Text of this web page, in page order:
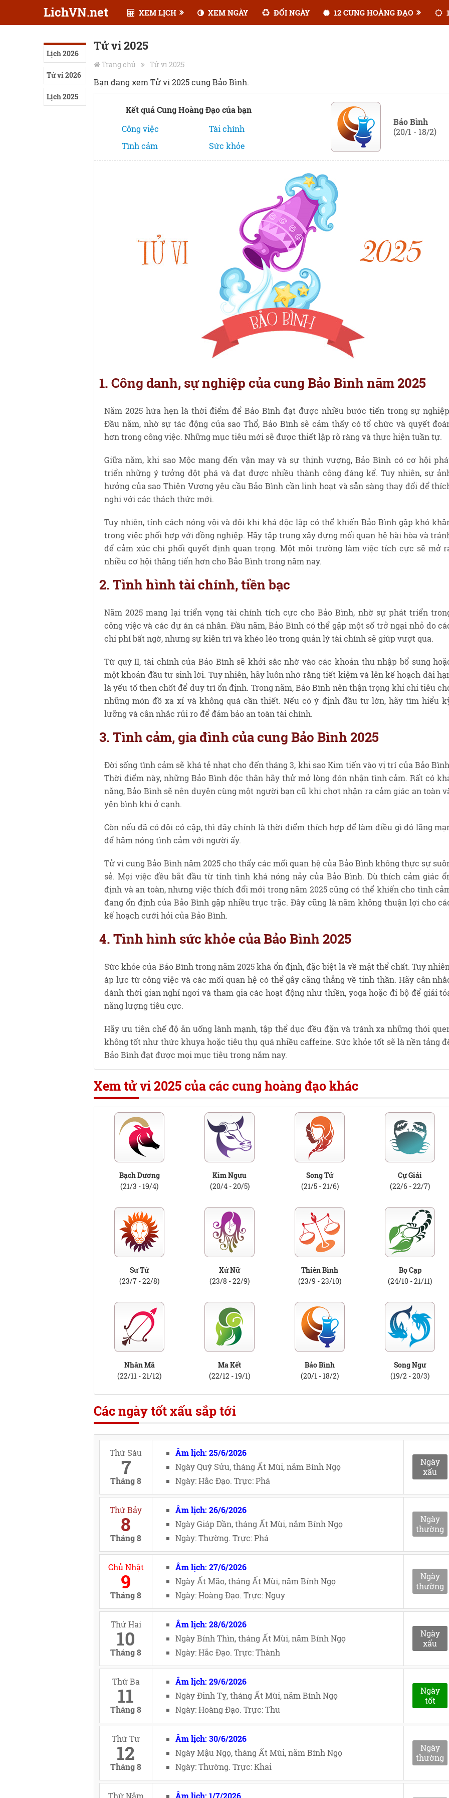
LichVN.net XEM LỊCH XEM NGÀY ĐỔI NGÀY 12 CUNG HOÀNG ĐẠO
Lịch 2026
Tử vi 2026
Lịch 2025
Tử vi 2025
Trang chủ Tử vi 2025
Bạn đang xem Tử vi 2025 cung Bảo Bình.
Kết quả Cung Hoàng Đạo của bạn
Công việc
Tài chính
Tình cảm
Sức khỏe
Bảo Bình
(20/1 - 18/2)
1. Công danh, sự nghiệp của cung Bảo Bình năm 2025
Năm 2025 hứa hẹn là thời điểm để Bảo Bình đạt được nhiều bước tiến trong sự
Đầu năm, nhờ sự tác động của sao Thổ, Bảo Bình sẽ cảm thấy có tổ chức và quyết
hơn trong công việc. Những mục tiêu mới sẽ được thiết lập rõ ràng và thực hiện tuần tự.
Giữa năm, khi sao Mộc mang đến vận may và sự thịnh vượng, Bảo Bình có cơ hội
triển những ý tưởng đột phá và đạt được nhiều thành công đáng kể. Tuy nhiên, sự
hưởng của sao Thiên Vương yêu cầu Bảo Bình cần linh hoạt và sẵn sàng thay đổi để
nghi với các thách thức mới.
Tuy nhiên, tính cách nóng vội và đôi khi khá độc lập có thể khiến Bảo Bình gặp khó
trong việc phối hợp với đồng nghiệp. Hãy tập trung xây dựng mối quan hệ hài hòa và
để cảm xúc chi phối quyết định quan trọng. Một môi trường làm việc tích cực sẽ mở
nhiều cơ hội thăng tiến hơn cho Bảo Bình trong năm nay.
2. Tình hình tài chính, tiền bạc
Năm 2025 mang lại triển vọng tài chính tích cực cho Bảo Bình, nhờ sự phát triển
công việc và các dự án cá nhân. Đầu năm, Bảo Bình có thể gặp một số trở ngại nhỏ do
chi phí bất ngờ, nhưng sự kiên trì và khéo léo trong quản lý tài chính sẽ giúp vượt qua.
Từ quý II, tài chính của Bảo Bình sẽ khởi sắc nhờ vào các khoản thu nhập bổ sung
một khoản đầu tư sinh lời. Tuy nhiên, hãy luôn nhớ rằng tiết kiệm và lên kế hoạch dài
là yếu tố then chốt để duy trì ổn định. Trong năm, Bảo Bình nên thận trọng khi chi tiêu
những món đồ xa xỉ và không quá cần thiết. Nếu có ý định đầu tư lớn, hãy tìm hiểu
lưỡng và cân nhắc rủi ro để đảm bảo an toàn tài chính.
3. Tình cảm, gia đình của cung Bảo Bình 2025
Đời sống tình cảm sẽ khá tẻ nhạt cho đến tháng 3, khi sao Kim tiến vào vị trí của Bảo
Thời điểm này, những Bảo Bình độc thân hãy thử mở lòng đón nhận tình cảm. Rất có
năng, Bảo Bình sẽ nên duyên cùng một người bạn cũ khi chợt nhận ra cảm giác an toàn
yên bình khi ở cạnh.
Còn nếu đã có đôi có cặp, thì đây chính là thời điểm thích hợp để làm điều gì đó lãng
để hâm nóng tình cảm với người ấy.
Tử vi cung Bảo Bình năm 2025 cho thấy các mối quan hệ của Bảo Bình không thực sự
sẻ. Mọi việc đều bắt đầu từ tính tình khá nóng nảy của Bảo Bình. Dù thích cảm giác
định và an toàn, nhưng việc thích đổi mới trong năm 2025 cũng có thể khiến cho tình
đang ổn định của Bảo Bình gặp nhiều trục trặc. Đây cũng là năm không thuận lợi cho
kế hoạch cưới hỏi của Bảo Bình.
4. Tình hình sức khỏe của Bảo Bình 2025
Sức khỏe của Bảo Bình trong năm 2025 khá ổn định, đặc biệt là về mặt thể chất. Tuy
áp lực từ công việc và các mối quan hệ có thể gây căng thẳng về tinh thần. Hãy cân
dành thời gian nghỉ ngơi và tham gia các hoạt động như thiền, yoga hoặc đi bộ để giải
năng lượng tiêu cực.
Hãy ưu tiên chế độ ăn uống lành mạnh, tập thể dục đều đặn và tránh xa những thói
không tốt như thức khuya hoặc tiêu thụ quá nhiều caffeine. Sức khỏe tốt sẽ là nền tảng
Bảo Bình đạt được mọi mục tiêu trong năm nay.
Xem tử vi 2025 của các cung hoàng đạo khác
Bạch Dương
(21/3 - 19/4)
Kim Ngưu
(20/4 - 20/5)
Song Tử
(21/5 - 21/6)
Cự Giải
(22/6 - 22/7)
Sư Tử
(23/7 - 22/8)
Xử Nữ
(23/8 - 22/9)
Thiên Bình
(23/9 - 23/10)
Bọ Cạp
(24/10 - 21/11)
Nhân Mã
(22/11 - 21/12)
Ma Kết
(22/12 - 19/1)
Bảo Bình
(20/1 - 18/2)
Song Ngư
(19/2 - 20/3)
Các ngày tốt xấu sắp tới
Thứ Sáu
7
Tháng 8
Âm lịch: 25/6/2026
Ngày Quý Sửu, tháng Ất Mùi, năm Bính Ngọ
Ngày: Hắc Đạo. Trực: Phá
Ngày
xấu
Thứ Bảy
8
Tháng 8
Âm lịch: 26/6/2026
Ngày Giáp Dần, tháng Ất Mùi, năm Bính Ngọ
Ngày: Thường. Trực: Phá
Ngày
thường
Chủ Nhật
9
Tháng 8
Âm lịch: 27/6/2026
Ngày Ất Mão, tháng Ất Mùi, năm Bính Ngọ
Ngày: Hoàng Đạo. Trực: Nguy
Ngày
thường
Thứ Hai
10
Tháng 8
Âm lịch: 28/6/2026
Ngày Bính Thìn, tháng Ất Mùi, năm Bính Ngọ
Ngày: Hắc Đạo. Trực: Thành
Ngày
xấu
Thứ Ba
11
Tháng 8
Âm lịch: 29/6/2026
Ngày Đinh Tỵ, tháng Ất Mùi, năm Bính Ngọ
Ngày: Hoàng Đạo. Trực: Thu
Ngày
tốt
Thứ Tư
12
Tháng 8
Âm lịch: 30/6/2026
Ngày Mậu Ngọ, tháng Ất Mùi, năm Bính Ngọ
Ngày: Thường. Trực: Khai
Ngày
thường
Thứ Năm Âm lịch: 1/7/2026